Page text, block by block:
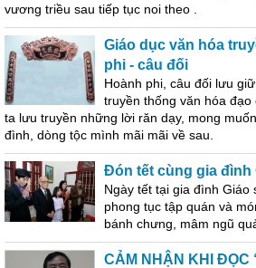
vương triều sau tiếp tục noi theo .
Giáo dục văn hóa
phi - câu đối
Hoành phi, câu đối lưu
truyền thống văn hóa
ta lưu truyền những lời răn dạy, mong
đình, dòng tộc mình mãi mãi về sau.
Đón tết cùng gia đình
Ngày tết tại gia đình Giáo
phong tục tập quán và
bánh chưng, mâm ngũ
CẢM NHẬN KHI ĐỌC